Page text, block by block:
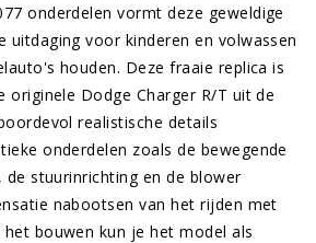
onderdelen vormt deze geweldige
uitdaging voor kinderen en volwassen
houden. Deze fraaie replica is
originele Dodge Charger R/T uit de
realistische details
onderdelen zoals de bewegende
de stuurinrichting en de blower
nabootsen van het rijden met
bouwen kun je het model als